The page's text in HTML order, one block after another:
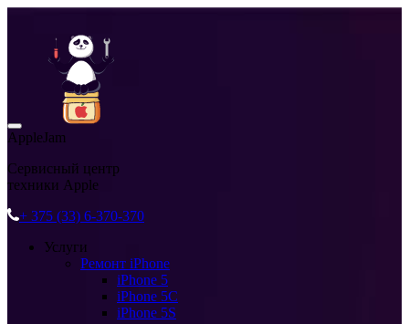
AppleJam
Сервисный центр
техники Apple
+ 375 (33) 6-370-370
Услуги
Ремонт iPhone
iPhone 5
iPhone 5C
iPhone 5S